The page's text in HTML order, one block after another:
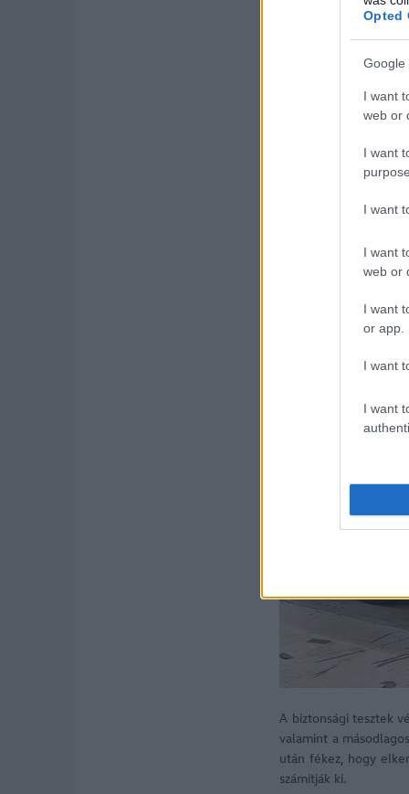
Opted
Google
I want
web or
I want
I want
I want
web or
I want
or app.
I want
I want
Az autonóm
egy
rendszer mostantól
A biztonsági tesztek
valamint a
után fékez, hogy
számítják ki.